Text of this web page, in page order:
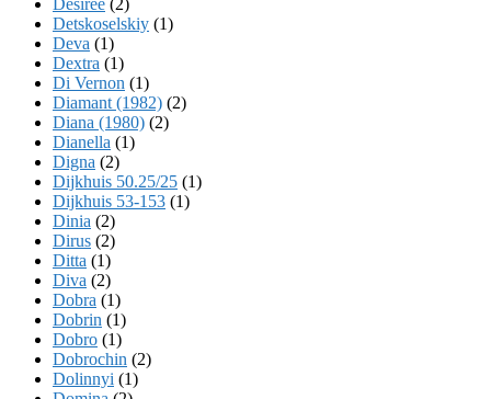
Detskoselskiy (1)
Deva (1)
Dextra (1)
Di Vernon (1)
Diamant (1982) (2)
Diana (1980) (2)
Dianella (1)
Digna (2)
Dijkhuis 50.25/25 (1)
Dijkhuis 53-153 (1)
Dinia (2)
Dirus (2)
Ditta (1)
Diva (2)
Dobra (1)
Dobrin (1)
Dobro (1)
Dobrochin (2)
Dolinnyi (1)